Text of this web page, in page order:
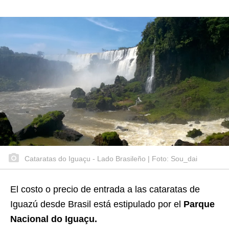
Cataratas do Iguaçu - Lado Brasileño | Foto: Sou_dai
El costo o precio de entrada a las cataratas de
Iguazú desde Brasil está estipulado por el Parque
Nacional do Iguaçu.